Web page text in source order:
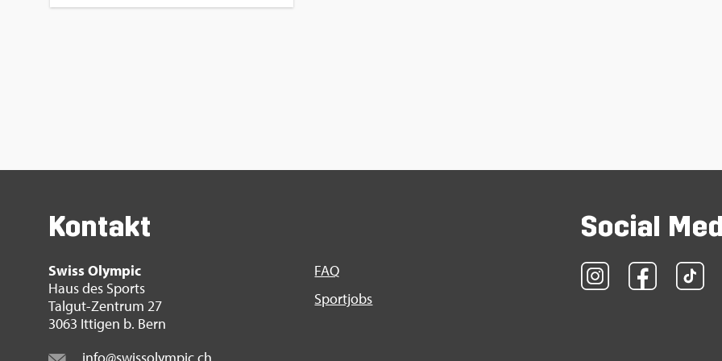
Kon­takt
Swiss Olym­pic
Haus des Sports
Tal­gut-Zen­trum 27
3063 It­ti­gen b. Bern
FAQ
Sport­jobs
So­ci­al